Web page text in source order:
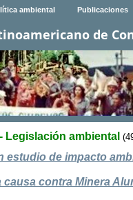
ambiental Publicaciones
de
- Legislación ambiental
de impacto
contra Minera